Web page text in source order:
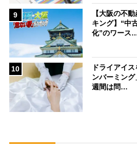
9
【大阪の不
キング】“中
化”のワース
10
ドライアイ
ンバーミン
週間は問…